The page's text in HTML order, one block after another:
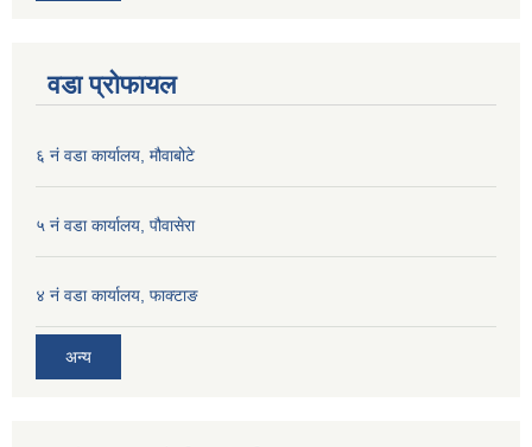
वडा प्रोफायल
६ नं वडा कार्यालय, मौवाबोटे
५ नं वडा कार्यालय, पौवासेरा
४ नं वडा कार्यालय, फाक्टाङ
अन्य